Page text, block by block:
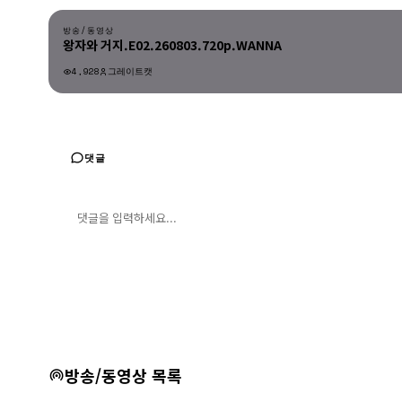
방송/동영상
왕자와 거지.E02.260803.720p.WANNA
4,928 그레이트캣
방송/동영상
댓글
방송/동영상 목록